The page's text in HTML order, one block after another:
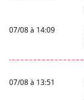
07/08 à 14:09
07/08 à 13:51